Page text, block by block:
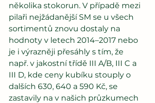
několika stokorun. V případě mezi
pilaři nejžádanější SM se u všech
sortimentů znovu dostaly na
hodnoty v letech 2014–2017 nebo
je i výrazněji přesáhly s tím, že
např. v jakostní třídě III A/B, III C a
III D, kde ceny kubíku stouply o
dalších 630, 640 a 590 Kč, se
zastavily na v našich průzkumech